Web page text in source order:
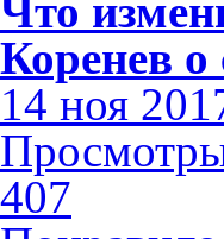
Что
Коренев о
14 ноя
407